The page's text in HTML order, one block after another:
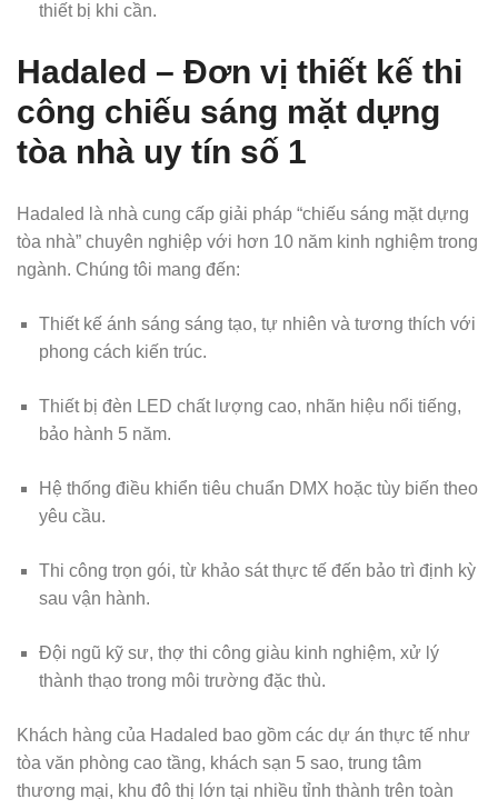
thiết bị khi cần.
Hadaled – Đơn vị thiết kế thi
công chiếu sáng mặt dựng
tòa nhà uy tín số 1
Hadaled là nhà cung cấp giải pháp “chiếu sáng mặt dựng
tòa nhà” chuyên nghiệp với hơn 10 năm kinh nghiệm trong
ngành. Chúng tôi mang đến:
Thiết kế ánh sáng sáng tạo, tự nhiên và tương thích với
phong cách kiến trúc.
Thiết bị đèn LED chất lượng cao, nhãn hiệu nổi tiếng,
bảo hành 5 năm.
Hệ thống điều khiển tiêu chuẩn DMX hoặc tùy biến theo
yêu cầu.
Thi công trọn gói, từ khảo sát thực tế đến bảo trì định kỳ
sau vận hành.
Đội ngũ kỹ sư, thợ thi công giàu kinh nghiệm, xử lý
thành thạo trong môi trường đặc thù.
Khách hàng của Hadaled bao gồm các dự án thực tế như
tòa văn phòng cao tầng, khách sạn 5 sao, trung tâm
thương mại, khu đô thị lớn tại nhiều tỉnh thành trên toàn